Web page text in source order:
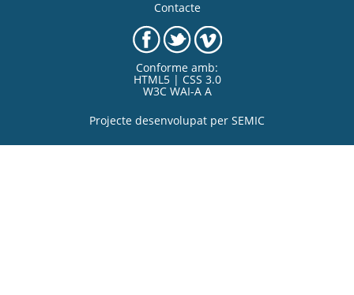
Contacte
Conforme amb:
HTML5 | CSS 3.0
W3C WAI-A A
Projecte desenvolupat per SEMIC